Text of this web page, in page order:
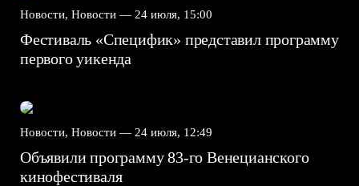
Новости, Новости — 24 июля, 15:00
Фестиваль «Специфик» представил программу
первого уикенда
Новости, Новости — 24 июля, 12:49
Объявили программу 83-го Венецианского
кинофестиваля